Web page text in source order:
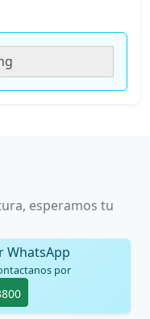
esperamos tu
WhatsApp
por